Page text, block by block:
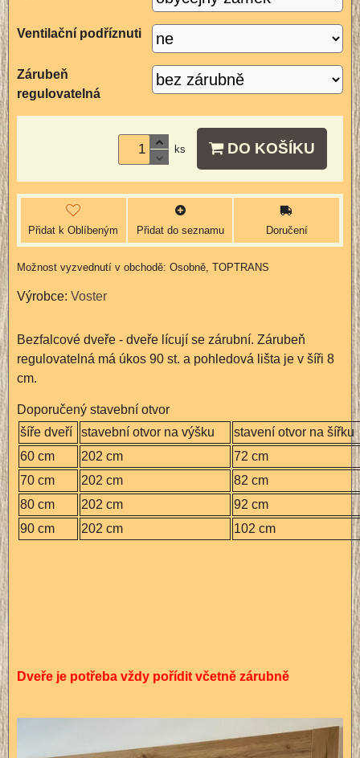
Ventilační podříznuti
Zárubeň
regulovatelná
ks DO KOŠÍKU
Přidat k Oblíbeným Přidat do seznamu Doručení
Osobně, TOPTRANS
Výrobce: Voster
Bezfalcové dveře - dveře lícují se zárubní. Zárubeň
regulovatelná má úkos 90 st. a pohledová lišta je v šíři 8
cm.
Doporučený stavební otvor
šíře dveří
stavební otvor na výšku
stavení otvor na šířku
60 cm
202 cm
72 cm
70 cm
202 cm
82 cm
80 cm
202 cm
92 cm
90 cm
202 cm 102 cm
Dveře je potřeba vždy pořídit včetně zárubně